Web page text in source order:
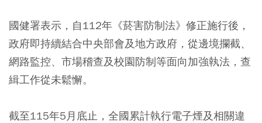
國健署表示，自112年《菸害防制法》修正施行後，
政府即持續結合中央部會及地方政府，從邊境攔截、
網路監控、市場稽查及校園防制等面向加強執法，查
緝工作從未鬆懈。
截至115年5月底止，全國累計執行電子煙及相關違